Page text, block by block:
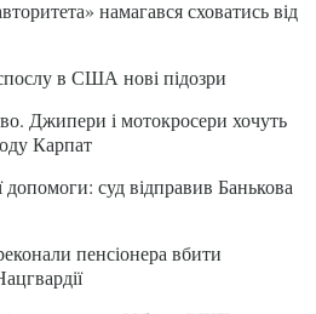
намагався сховатись від
в США нові підозри
Джипери і мотокросери хочуть
Карпат
суд відправив Банькова
пенсіонера вбити